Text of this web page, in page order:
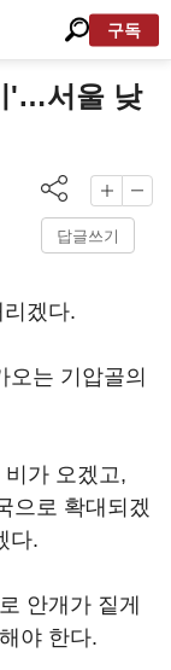
구독
'…서울 낮
답글쓰기
겠다.
는 기압골의
비가 오겠고,
으로 확대되겠
다.
안개가 짙게
야 한다.